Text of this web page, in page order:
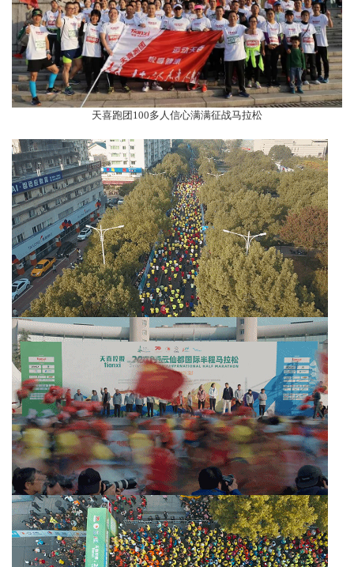
天喜跑团100多人信心满满征战马拉松